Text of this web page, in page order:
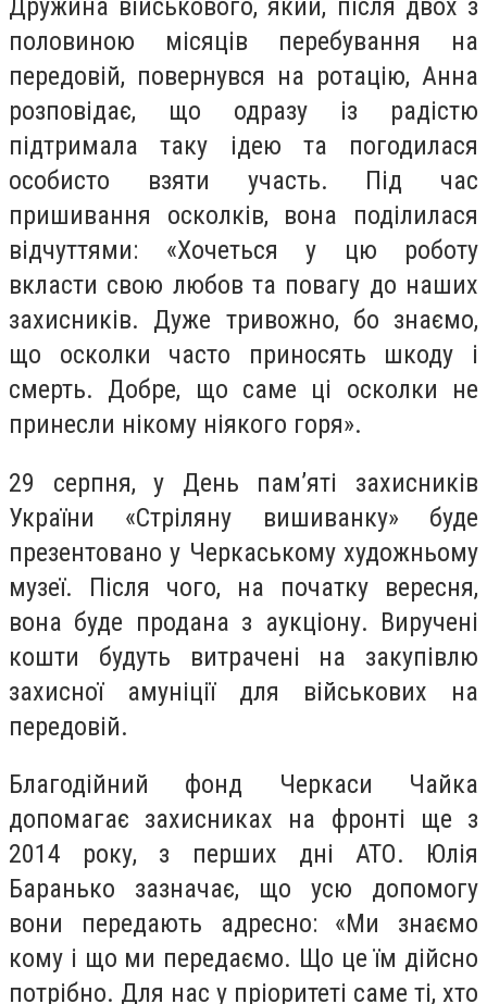
Дружина військового, який, після двох з
половиною місяців перебування на
передовій, повернувся на ротацію, Анна
розповідає, що одразу із радістю
підтримала таку ідею та погодилася
особисто взяти участь. Під час
пришивання осколків, вона поділилася
відчуттями: «Хочеться у цю роботу
вкласти свою любов та повагу до наших
захисників. Дуже тривожно, бо знаємо,
що осколки часто приносять шкоду і
смерть. Добре, що саме ці осколки не
принесли нікому ніякого горя».
29 серпня, у День пам’яті захисників
України «Стріляну вишиванку» буде
презентовано у Черкаському художньому
музеї. Після чого, на початку вересня,
вона буде продана з аукціону. Виручені
кошти будуть витрачені на закупівлю
захисної амуніції для військових на
передовій.
Благодійний фонд Черкаси Чайка
допомагає захисниках на фронті ще з
2014 року, з перших дні АТО. Юлія
Баранько зазначає, що усю допомогу
вони передають адресно: «Ми знаємо
кому і що ми передаємо. Що це їм дійсно
потрібно. Для нас у пріоритеті саме ті, хто